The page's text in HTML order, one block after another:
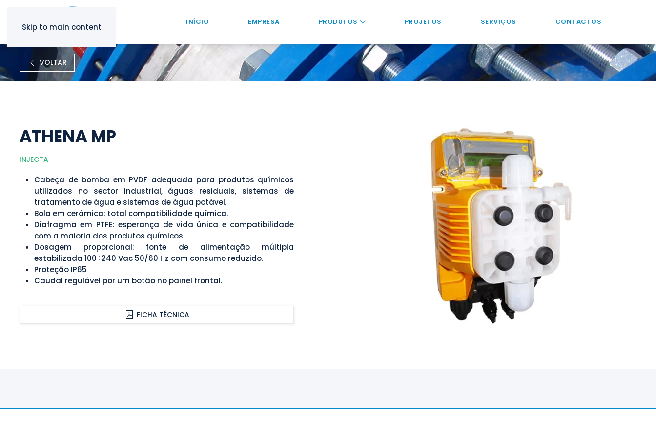
Skip to main content
INÍCIO EMPRESA PRODUTOS PROJETOS SERVIÇOS CONTACTOS
VOLTAR
ATHENA MP
INJECTA
Cabeça de bomba em PVDF adequada para produtos químicos
utilizados no sector industrial, águas residuais, sistemas de
tratamento de água e sistemas de água potável.
Bola em cerâmica: total compatibilidade química.
Diafragma em PTFE: esperança de vida única e compatibilidade
com a maioria dos produtos químicos.
Dosagem proporcional: fonte de alimentação múltipla
estabilizada 100÷240 Vac 50/60 Hz com consumo reduzido.
Proteção IP65
Caudal regulável por um botão no painel frontal.
FICHA TÉCNICA